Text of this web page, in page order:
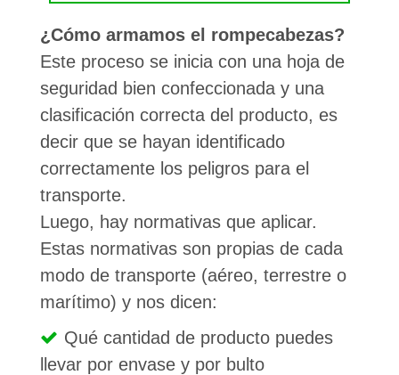
¿Cómo armamos el rompecabezas?
Este proceso se inicia con una hoja de
seguridad bien confeccionada y una
clasificación correcta del producto, es
decir que se hayan identificado
correctamente los peligros para el
transporte.
Luego, hay normativas que aplicar.
Estas normativas son propias de cada
modo de transporte (aéreo, terrestre o
marítimo) y nos dicen:
Qué cantidad de producto puedes
llevar por envase y por bulto